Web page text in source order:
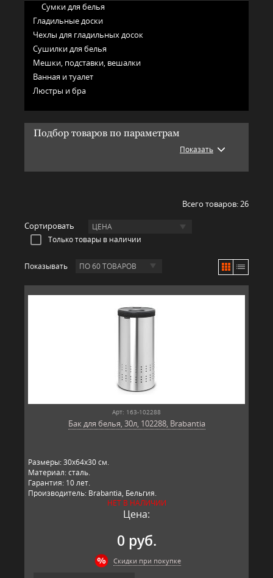
Сумки для белья
Гладильные доски
Чехлы для гладильных досок
Сушилки для белья
Мешки, подставки, вешалки
Ванная и туалет
Люстры и бра
Подбор товаров по параметрам
Показать
Всего товаров:26
Сортировать
ЦЕНА
Только товары в наличии
Показывать ПО 60 ТОВАРОВ
Арт: 163-102288
Бак для белья, 30л, 102288, Brabantia
Размеры: 30х64х30 см.
Материал: сталь.
Гарантия: 10 лет.
Производитель: Brabantia, Бельгия.
НЕТ В НАЛИЧИИ
Цена:
0 руб.
Скидки при покупке